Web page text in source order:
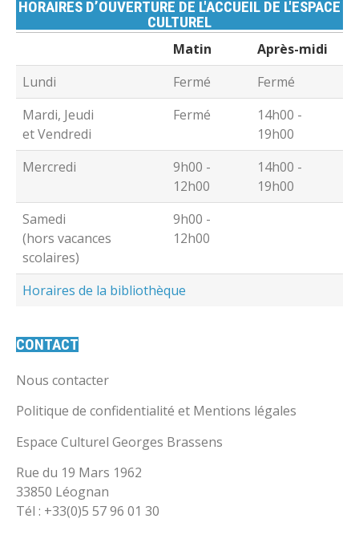
HORAIRES D’OUVERTURE DE L'ACCUEIL DE L'ESPACE
CULTUREL
Matin
Après-midi
Lundi
Fermé
Fermé
Mardi, Jeudi
et Vendredi
Fermé
14h00 -
19h00
Mercredi
9h00 -
12h00
14h00 -
19h00
Samedi
(hors vacances
scolaires)
9h00 -
12h00
Horaires de la bibliothèque
CONTACT
Nous contacter
Politique de confidentialité et Mentions légales
Espace Culturel Georges Brassens
Rue du 19 Mars 1962
33850 Léognan
Tél : +33(0)5 57 96 01 30